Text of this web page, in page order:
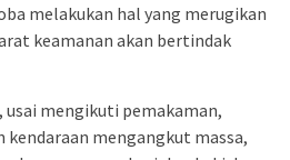
melakukan hal yang merugikan
keamanan akan bertindak
usai mengikuti pemakaman,
kendaraan mengangkut massa,